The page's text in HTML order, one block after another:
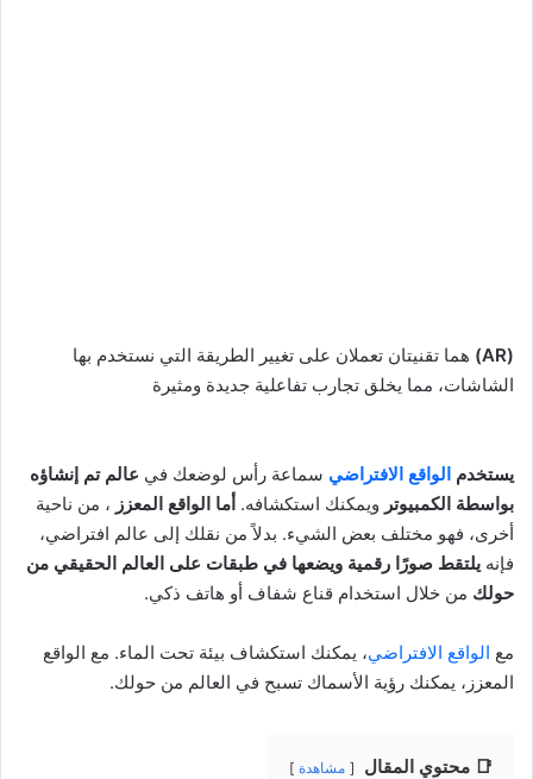
(AR)
هما تقنيتان تعملان على تغيير الطريقة التي نستخدم بها
الشاشات، مما يخلق تجارب تفاعلية جديدة ومثيرة
يستخدم الواقع الافتراضي سماعة رأس لوضعك في عالم تم إنشاؤه
بواسطة الكمبيوتر ويمكنك استكشافه. أما الواقع المعزز ، من ناحية
أخرى، فهو مختلف بعض الشيء. بدلاً من نقلك إلى عالم افتراضي،
فإنه يلتقط صورًا رقمية ويضعها في طبقات على العالم الحقيقي من
حولك من خلال استخدام قناع شفاف أو هاتف ذكي.
مع الواقع الافتراضي، يمكنك استكشاف بيئة تحت الماء. مع الواقع
المعزز، يمكنك رؤية الأسماك تسبح في العالم من حولك.
📑 محتوي المقال مشاهدة